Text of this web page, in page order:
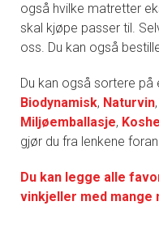
også hvilke matretter
skal kjøpe passer til.
oss. Du kan også
Du kan også sortere på
Biodynamisk, Naturvin,
Miljøemballasje,
gjør du fra lenkene
Du kan legge alle
vinkjeller med mange